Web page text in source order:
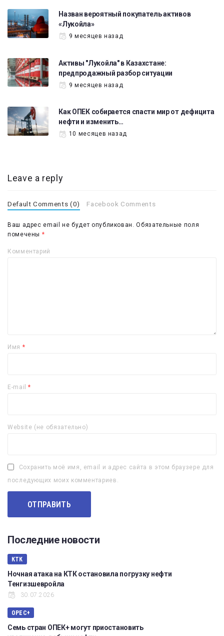
Назван вероятный покупатель активов
«Лукойла»
9 месяцев назад
Активы "Лукойла" в Казахстане:
предпродажный разбор ситуации
9 месяцев назад
Как ОПЕК собирается спасти мир от дефицита
нефти и изменить…
10 месяцев назад
Leave a reply
Default Comments (0) Facebook Comments
Ваш адрес email не будет опубликован. Обязательные поля
помечены *
Комментарий
Имя *
E-mail*
Website (не обязательно)
Сохранить моё имя, email и адрес сайта в этом браузере для
последующих моих комментариев.
Последние новости
КТК
Ночная атака на КТК остановила погрузку нефти
Тенгизшевройла
30.07.2026
OPEC+
Семь стран ОПЕК+ могут приостановить